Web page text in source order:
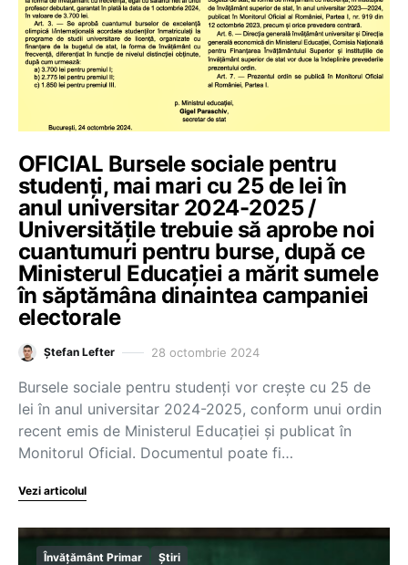
OFICIAL Bursele sociale pentru
studenți, mai mari cu 25 de lei în
anul universitar 2024-2025 /
Universitățile trebuie să aprobe noi
cuantumuri pentru burse, după ce
Ministerul Educației a mărit sumele
în săptămâna dinaintea campaniei
electorale
Ștefan Lefter 28 octombrie 2024
Bursele sociale pentru studenți vor crește cu 25 de
lei în anul universitar 2024-2025, conform unui ordin
recent emis de Ministerul Educației și publicat în
Monitorul Oficial. Documentul poate fi…
Vezi articolul
Învățământ Primar Știri